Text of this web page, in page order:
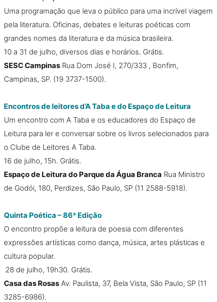
Uma programação que leva o público para uma incrível viagem
pela literatura. Oficinas, debates e leituras poéticas com
grandes nomes da literatura e da música brasileira.
10 a 31 de julho, diversos dias e horários. Grátis.
SESC Campinas Rua Dom José I, 270/333 , Bonfim,
Campinas, SP. (19 3737-1500).
Encontros de leitores d’A Taba e do Espaço de Leitura
Um encontro com A Taba e os educadores do Espaço de
Leitura para ler e conversar sobre os livros selecionados para
o Clube de Leitores A Taba.
16 de julho, 15h. Grátis.
Espaço de Leitura do Parque da Água Branca Rua Ministro
de Godói, 180, Perdizes, São Paulo, SP (11 2588-5918).
Quinta Poética – 86ª Edição
O encontro propõe a leitura de poesia com diferentes
expressões artísticas como dança, música, artes plásticas e
cultura popular.
28 de julho, 19h30. Grátis.
Casa das Rosas Av. Paulista, 37, Bela Vista, São Paulo, SP (11
3285-6986).